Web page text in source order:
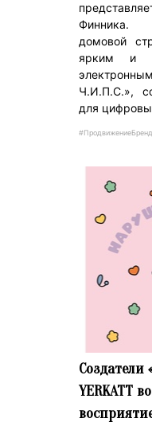
Финника.
домовой
ярким и
Ч.И.П.С.»,
для
YERKATT